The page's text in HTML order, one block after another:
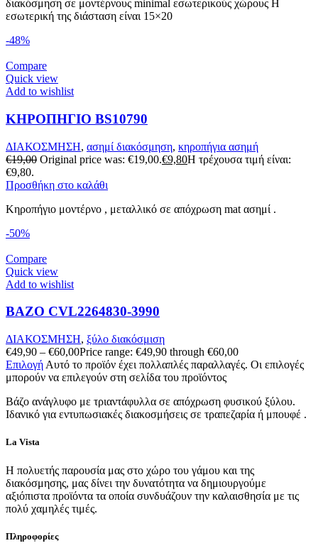
διακόσμηση σε μοντέρνους minimal εσωτερικούς χώρους Η
εσωτερική της διάσταση είναι 15×20
-48%
Compare
Quick view
Add to wishlist
ΚΗΡΟΠΗΓΙΟ BS10790
ΔΙΑΚΟΣΜΗΣΗ, ασημί διακόσμηση, κηροπήγια ασημή
€19,00 Original price was: €19,00.€9,80Η τρέχουσα τιμή είναι:
€9,80.
Προσθήκη στο καλάθι
Κηροπήγιο μοντέρνο , μεταλλικό σε απόχρωση mat ασημί .
-50%
Compare
Quick view
Add to wishlist
ΒΑΖΟ CVL2264830-3990
ΔΙΑΚΟΣΜΗΣΗ, ξύλο διακόσμιση
€49,90 – €60,00Price range: €49,90 through €60,00
Επιλογή Αυτό το προϊόν έχει πολλαπλές παραλλαγές. Οι επιλογές
μπορούν να επιλεγούν στη σελίδα του προϊόντος
Βάζο ανάγλυφο με τριαντάφυλλα σε απόχρωση φυσικού ξύλου.
Ιδανικό για εντυπωσιακές διακοσμήσεις σε τραπεζαρία ή μπουφέ .
La Vista
Η πολυετής παρουσία μας στο χώρο του γάμου και της
διακόσμησης, μας δίνει την δυνατότητα να δημιουργούμε
αξιόπιστα προϊόντα τα οποία συνδυάζουν την καλαισθησία με τις
πολύ χαμηλές τιμές.
Πληροφορίες